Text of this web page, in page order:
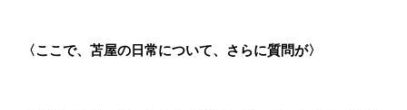
〈ここで、苫屋の日常について、さらに質問が〉